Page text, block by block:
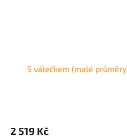
S válečkem (malé
2 519 Kč